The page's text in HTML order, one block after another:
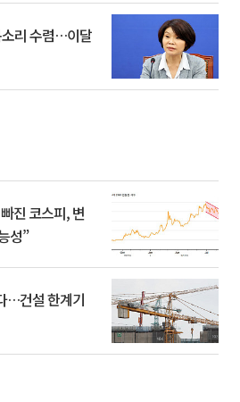
소리 수렴…이달
진 코스피, 변
성”
…건설 한계기